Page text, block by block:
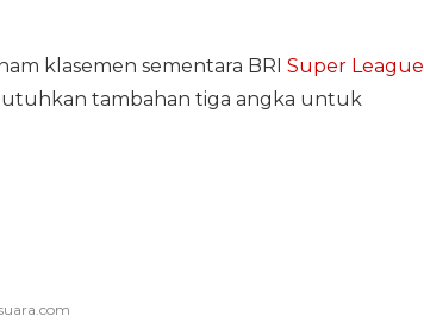
klasemen sementara BRI Super League
tambahan tiga angka untuk